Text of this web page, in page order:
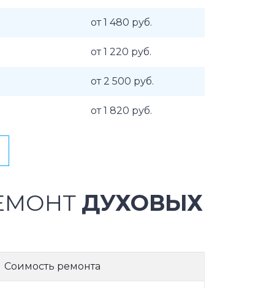
от 1 480 руб.
от 1 220 руб.
от 2 500 руб.
от 1 820 руб.
ДУХОВЫХ
Соимость ремонта